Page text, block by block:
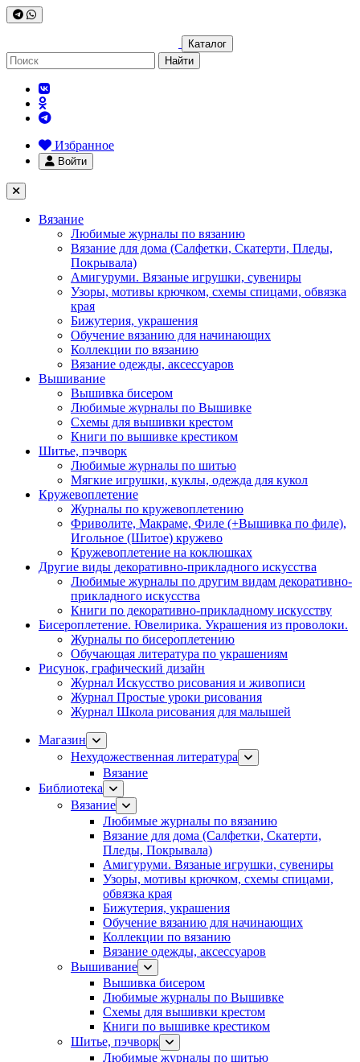
Каталог
Найти
Избранное
Войти
Вязание
Любимые журналы по вязанию
Вязание для дома (Салфетки, Скатерти, Пледы,
Покрывала)
Амигуруми. Вязаные игрушки, сувениры
Узоры, мотивы крючком, схемы спицами, обвязка
края
Бижутерия, украшения
Обучение вязанию для начинающих
Коллекции по вязанию
Вязание одежды, аксессуаров
Вышивание
Вышивка бисером
Любимые журналы по Вышивке
Схемы для вышивки крестом
Книги по вышивке крестиком
Шитье, пэчворк
Любимые журналы по шитью
Мягкие игрушки, куклы, одежда для кукол
Кружевоплетение
Журналы по кружевоплетению
Фриволите, Макраме, Филе (+Вышивка по филе),
Игольное (Шитое) кружево
Кружевоплетение на коклюшках
Другие виды декоративно-прикладного искусства
Любимые журналы по другим видам декоративно-
прикладного искусства
Книги по декоративно-прикладному искусству
Бисероплетение. Ювелирика. Украшения из проволоки.
Журналы по бисероплетению
Обучающая литература по украшениям
Рисунок, графический дизайн
Журнал Искусство рисования и живописи
Журнал Простые уроки рисования
Журнал Школа рисования для малышей
Магазин
Нехудожественная литература
Вязание
Библиотека
Вязание
Любимые журналы по вязанию
Вязание для дома (Салфетки, Скатерти,
Пледы, Покрывала)
Амигуруми. Вязаные игрушки, сувениры
Узоры, мотивы крючком, схемы спицами,
обвязка края
Бижутерия, украшения
Обучение вязанию для начинающих
Коллекции по вязанию
Вязание одежды, аксессуаров
Вышивание
Вышивка бисером
Любимые журналы по Вышивке
Схемы для вышивки крестом
Книги по вышивке крестиком
Шитье, пэчворк
Любимые журналы по шитью